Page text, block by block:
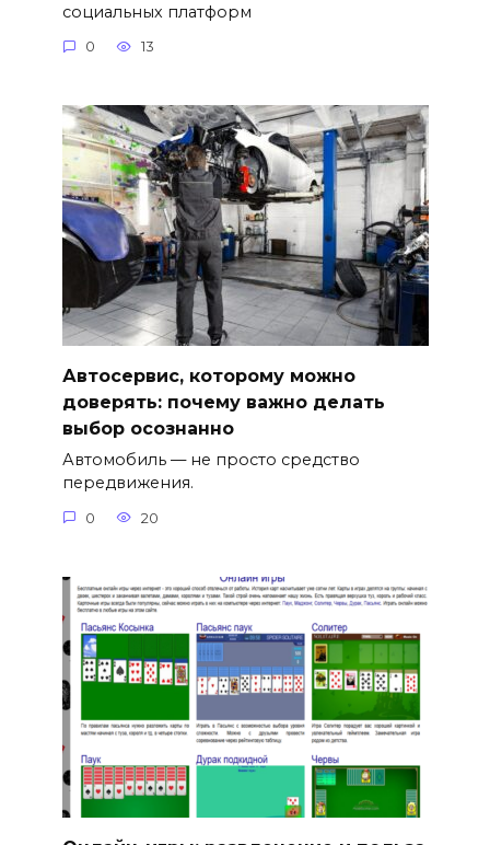
социальных платформ
0 13
Автосервис, которому можно
доверять: почему важно делать
выбор осознанно
Автомобиль — не просто средство
передвижения.
0 20